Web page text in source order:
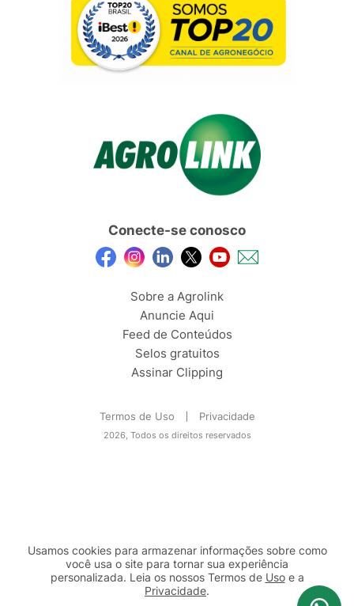
Conecte-se conosco
Sobre a Agrolink
Anuncie Aqui
Feed de Conteúdos
Selos gratuitos
Assinar Clipping
Termos de Uso Privacidade
2026, Todos os direitos reservados
Usamos cookies para armazenar informações sobre como
você usa o site para tornar sua experiência
personalizada. Leia os nossos Termos de Usoe a
Privacidade.